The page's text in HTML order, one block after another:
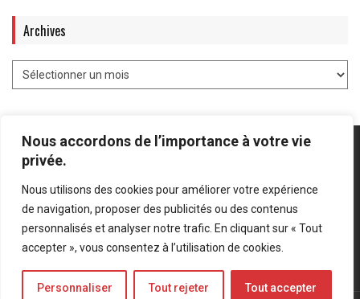
Nous accordons de l’importance à votre vie
privée.
Nous utilisons des cookies pour améliorer votre expérience
de navigation, proposer des publicités ou des contenus
personnalisés et analyser notre trafic. En cliquant sur « Tout
accepter », vous consentez à l’utilisation de cookies.
Personnaliser Tout rejeter Tout accepter
Archives
Mentions légales Politique de confidentialité
Bluesky
LinkedIn
Twitter